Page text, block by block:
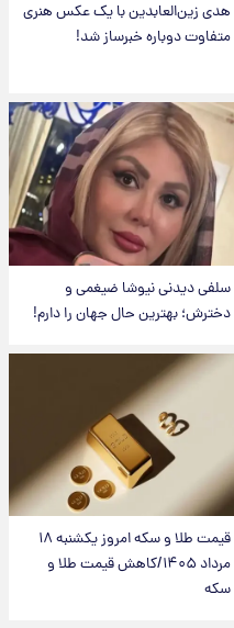
هدی زین‌العابدین با یک عکس هنری
متفاوت دوباره خبرساز شد!
سلفی دیدنی نیوشا ضیغمی و
دخترش؛ بهترین حال جهان را دارم!
قیمت طلا و سکه امروز یکشنبه ۱۸
مرداد ۱۴۰۵/کاهش قیمت طلا و
سکه